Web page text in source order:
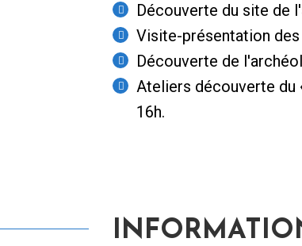
Découverte du site de
Visite-présentation des
Découverte de
Ateliers découverte du
16h.